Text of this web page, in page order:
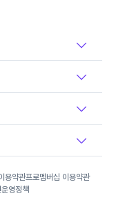
용약관프로멤버십 이용약관
운영정책